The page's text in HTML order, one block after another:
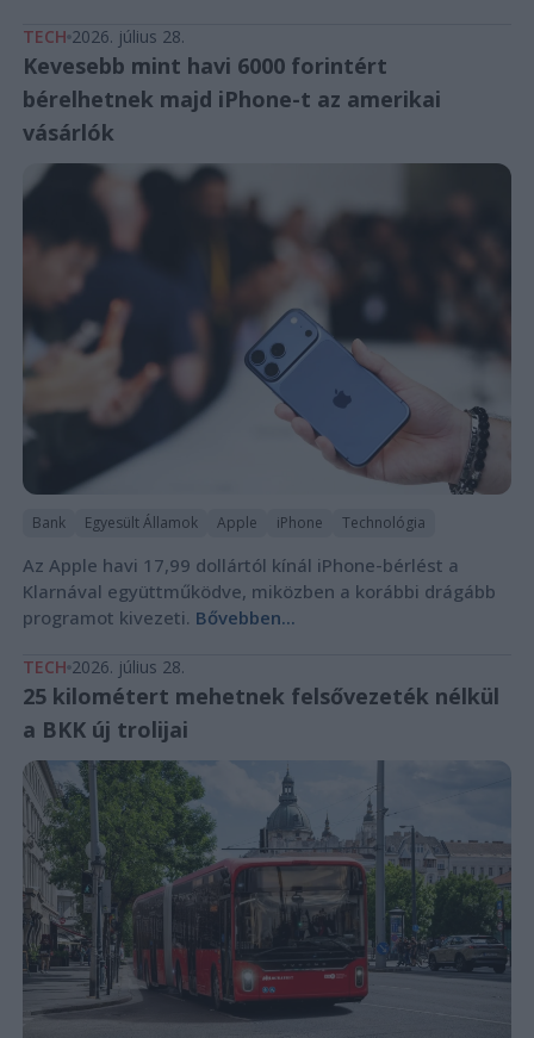
TECH 2026. július 28.
Kevesebb mint havi 6000 forintért
bérelhetnek majd iPhone-t az amerikai
vásárlók
Bank Egyesült Államok Apple iPhone Technológia
Az Apple havi 17,99 dollártól kínál iPhone-bérlést a
Klarnával együttműködve, miközben a korábbi drágább
programot kivezeti. Bővebben...
TECH 2026. július 28.
25 kilométert mehetnek felsővezeték nélkül
a BKK új trolijai